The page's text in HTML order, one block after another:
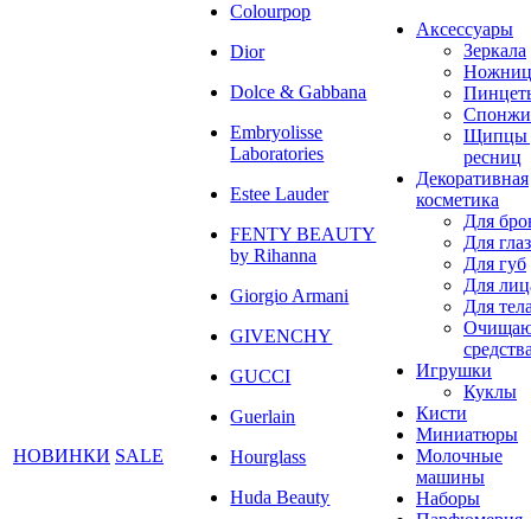
НОВИНКИ SALE
Colourpop
Dior
Dolce & Gabbana
Embryolisse
Laboratories
Estee Lauder
FENTY BEAUTY
by Rihanna
Giorgio Armani
GIVENCHY
GUCCI
Guerlain
Hourglass
Huda Beauty
Аксессуары
Зеркала
Спонжи
Щипцы
ресниц
Декоративная
косметика
Для
Для глаз
Для губ
Для
Для
Игрушки
Куклы
Кисти
Миниатюры
Молочные
машины
Наборы